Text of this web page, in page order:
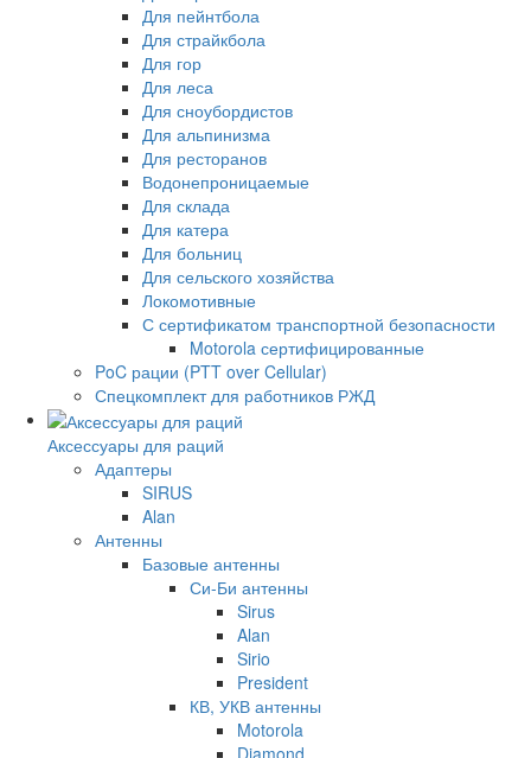
Для пейнтбола
Для страйкбола
Для гор
Для леса
Для сноубордистов
Для альпинизма
Для ресторанов
Водонепроницаемые
Для склада
Для катера
Для больниц
Для сельского хозяйства
Локомотивные
С сертификатом транспортной безопасности
Motorola сертифицированные
PoC рации (PTT over Cellular)
Спецкомплект для работников РЖД
Аксессуары для раций
Адаптеры
SIRUS
Alan
Антенны
Базовые антенны
Си-Би антенны
Sirus
Alan
Sirio
President
КВ, УКВ антенны
Motorola
Diamond